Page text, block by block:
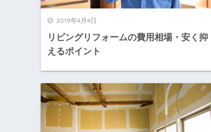
2019年4月4日
リビングリフォームの費用相場・安く抑
えるポイント